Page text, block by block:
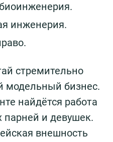
инженерия.
стремительно
модельный бизнес.
найдётся работа
парней и девушек.
внешность